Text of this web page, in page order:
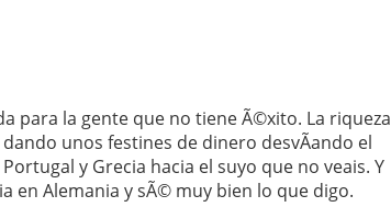
para la gente que no tiene Ã©xito. La riqueza
unos festines de dinero desvÃ­ando el
y Grecia hacia el suyo que no veais. Y
en Alemania y sÃ© muy bien lo que digo.